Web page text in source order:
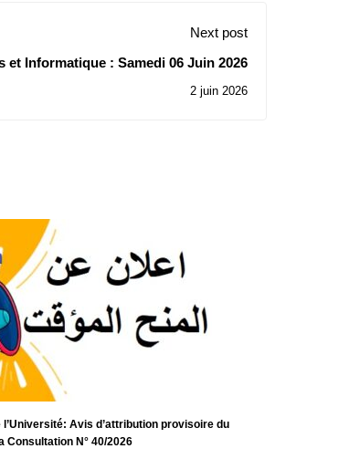
Next post
et Informatique : Samedi 06 Juin 2026
2 juin 2026
l’Université: Avis d’attribution provisoire du
Consultation N° 40/2026